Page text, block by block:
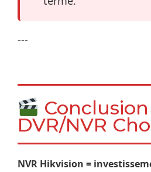
---
DVR/NVR
NVR Hikvision =